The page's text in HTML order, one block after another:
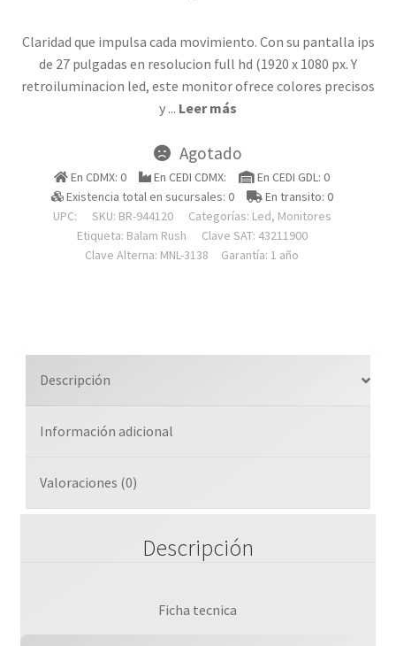
Claridad que impulsa cada movimiento. Con su pantalla ips
de 27 pulgadas en resolucion full hd (1920 x 1080 px. Y
retroiluminacion led, este monitor ofrece colores precisos
y ... Leer más
Agotado
En CDMX: 0 En CEDI CDMX:
En CEDI GDL: 0
Existencia total en sucursales: 0
En transito: 0
UPC:
SKU: BR-944120 Categorías: Led, Monitores
Etiqueta: Balam Rush
Clave SAT: 43211900
Clave Alterna: MNL-3138
Garantía: 1 año
Descripción
Información adicional
Valoraciones (0)
Descripción
Ficha tecnica